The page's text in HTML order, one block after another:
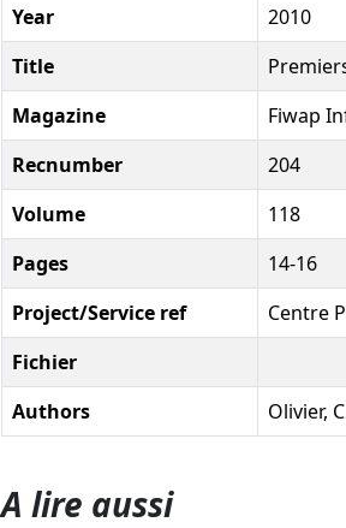
Year
2010
Title
Magazine
Fiwap
Recnumber
204
Volume
118
Pages
14-16
Project/Service ref
Centre
Fichier
Authors
Olivier,
A lire aussi